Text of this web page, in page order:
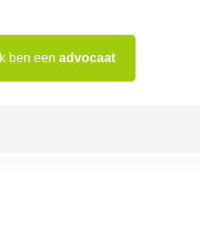
Ik ben een advocaat